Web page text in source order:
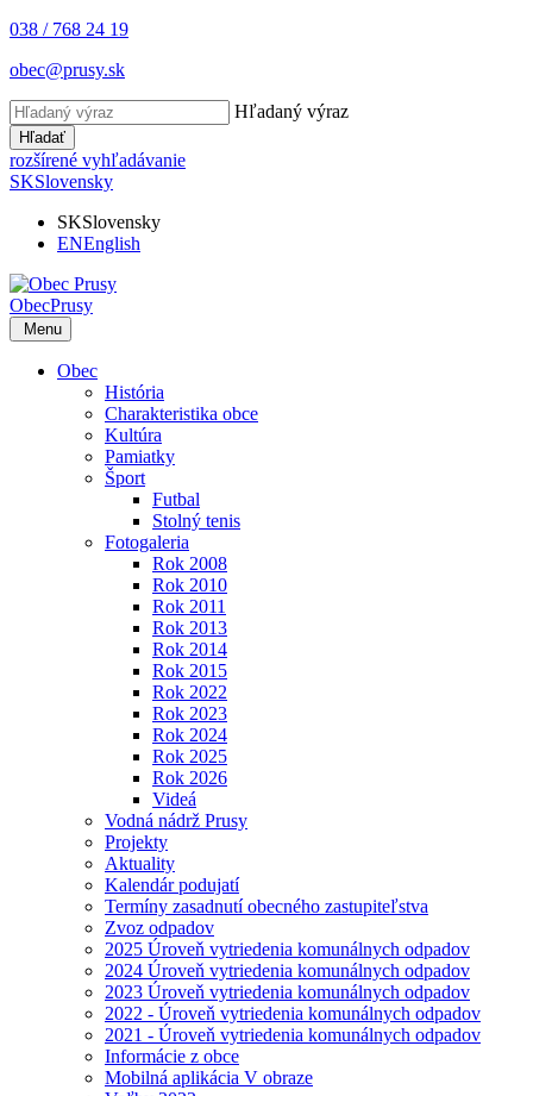
038 / 768 24 19
obec@prusy.sk
Hľadaný výraz
Hľadať
rozšírené vyhľadávanie
SKSlovensky
SKSlovensky
ENEnglish
ObecPrusy
Menu
Obec
História
Charakteristika obce
Kultúra
Pamiatky
Šport
Futbal
Stolný tenis
Fotogaleria
Rok 2008
Rok 2010
Rok 2011
Rok 2013
Rok 2014
Rok 2015
Rok 2022
Rok 2023
Rok 2024
Rok 2025
Rok 2026
Videá
Vodná nádrž Prusy
Projekty
Aktuality
Kalendár podujatí
Termíny zasadnutí obecného zastupiteľstva
Zvoz odpadov
2025 Úroveň vytriedenia komunálnych odpadov
2024 Úroveň vytriedenia komunálnych odpadov
2023 Úroveň vytriedenia komunálnych odpadov
2022 - Úroveň vytriedenia komunálnych odpadov
2021 - Úroveň vytriedenia komunálnych odpadov
Informácie z obce
Mobilná aplikácia V obraze